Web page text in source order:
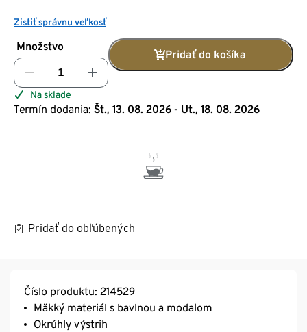
Zistiť správnu veľkosť
Množstvo
Pridať do košíka
Na sklade
Termín dodania: Št., 13. 08. 2026 - Ut., 18. 08. 2026
Pridať do obľúbených
Číslo produktu: 214529
Mäkký materiál s bavlnou a modalom
Okrúhly výstrih